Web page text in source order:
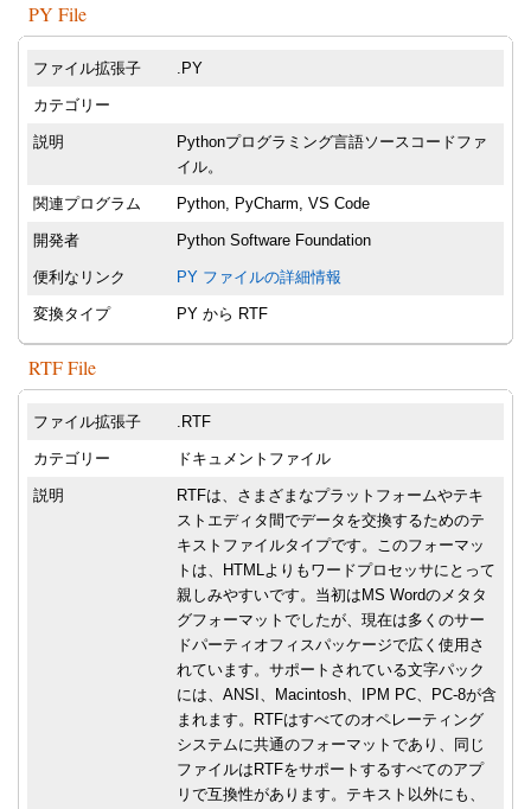
PY File
ファイル拡張子 .PY
カテゴリー
説明
Pythonプログラミング言語ソースコードファ
イル。
関連プログラム Python, PyCharm, VS Code
開発者 Python Software Foundation
便利なリンク PY ファイルの詳細情報
変換タイプ PY から RTF
RTF File
ファイル拡張子 .RTF
カテゴリー ドキュメントファイル
説明
RTFは、さまざまなプラットフォームやテキ
ストエディタ間でデータを交換するためのテ
キストファイルタイプです。このフォーマッ
トは、HTMLよりもワードプロセッサにとって
親しみやすいです。当初はMS Wordのメタタ
グフォーマットでしたが、現在は多くのサー
ドパーティオフィスパッケージで広く使用さ
れています。サポートされている文字パック
には、ANSI、Macintosh、IPM PC、PC-8が含
まれます。RTFはすべてのオペレーティング
システムに共通のフォーマットであり、同じ
ファイルはRTFをサポートするすべてのアプ
リで互換性があります。テキスト以外にも、